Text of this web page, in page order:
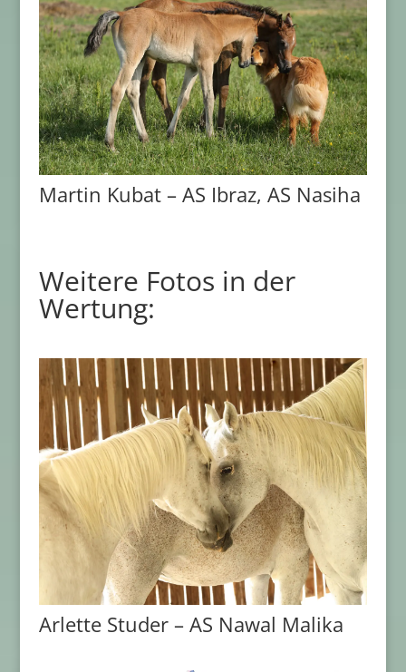
Martin Kubat – AS Ibraz, AS Nasiha
Weitere Fotos in der
Wertung:
Arlette Studer – AS Nawal Malika